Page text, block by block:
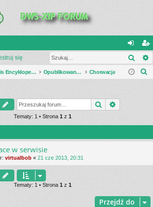
al
og
ar
ej
się
Serwis Encyklopedia Uzbrojenia Opublikowane zestawienia Chorwacja
j
Szukaj
Tematy: 1 • Strona 1 z 1
w serwisie
virtualbob « 21 cze 2013, 20:31
Tematy: 1 • Strona 1 z 1
Przejdź do